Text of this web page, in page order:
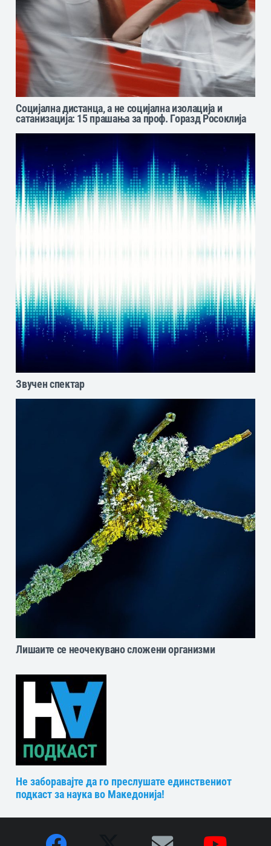
Социјална дистанца, а не социјална изолација и
сатанизација: 15 прашања за проф. Горазд Росоклија
Звучен спектар
Лишаите се неочекувано сложени организми
Не заборавајте да го преслушате единствениот
подкаст за наука во Македонија!